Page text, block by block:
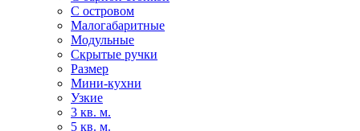
С островом
Малогабаритные
Модульные
Скрытые ручки
Размер
Мини-кухни
Узкие
3 кв. м.
5 кв. м.